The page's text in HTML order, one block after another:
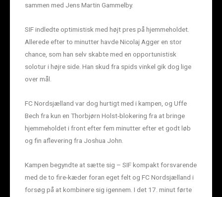
sammen med Jens Martin Gammelby.
SIF indledte optimistisk med højt pres på hjemmeholdet.
Allerede efter to minutter havde Nicolaj Agger en stor
chance, som han selv skabte med en opportunistisk
solotur i højre side. Han skud fra spids vinkel gik dog lige
over mål.
FC Nordsjælland var dog hurtigt med i kampen, og Uffe
Bech fra kun en Thorbjørn Holst-blokering fra at bringe
hjemmeholdet i front efter fem minutter efter et godt løb
og fin aflevering fra Joshua John.
Kampen begyndte at sætte sig – SIF kompakt forsvarende
med de to fire-kæder foran eget felt og FC Nordsjælland i
forsøg på at kombinere sig igennem. I det 17. minut førte